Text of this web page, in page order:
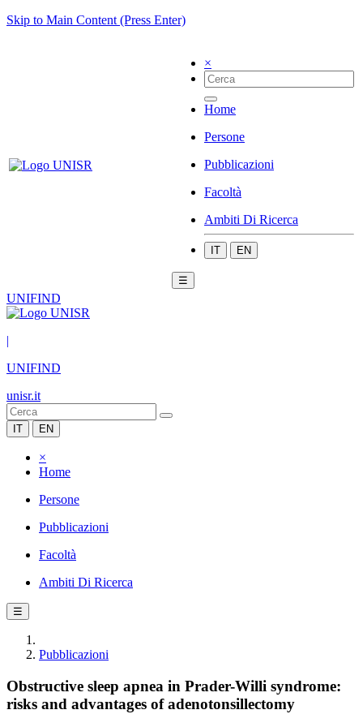
Skip to Main Content (Press Enter)
×
Home
Persone
Pubblicazioni
Facoltà
Ambiti Di Ricerca
IT EN
☰
UNIFIND
|
UNIFIND
unisr.it
IT EN
×
Home
Persone
Pubblicazioni
Facoltà
Ambiti Di Ricerca
☰
Pubblicazioni
Obstructive sleep apnea in Prader-Willi syndrome:
risks and advantages of adenotonsillectomy